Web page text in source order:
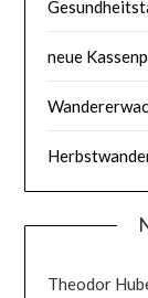
neue
Theodor